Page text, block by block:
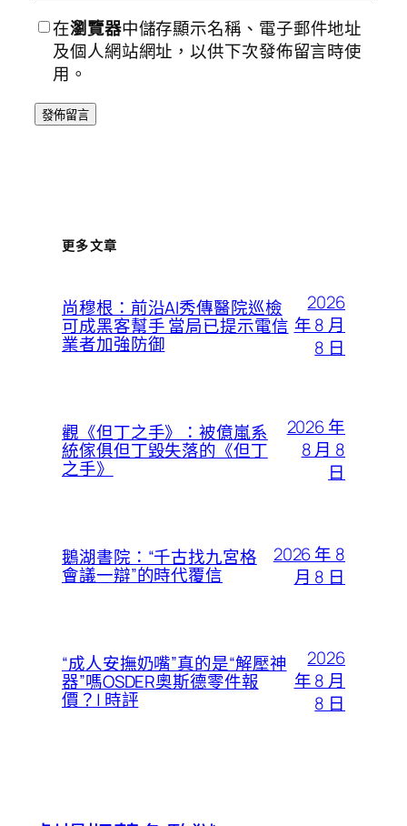
在瀏覽器中儲存顯示名稱、電子郵件地址
及個人網站網址，以供下次發佈留言時使
用。
更多文章
尚穆根：前沿AI秀傳醫院巡檢
可成黑客幫手 當局已提示電信
業者加強防御
2026
年 8 月
8 日
觀《但丁之手》：被億嵐系
統傢俱但丁毀失落的《但丁
之手》
2026 年
8 月 8
日
鵝湖書院：“千古找九宮格
會議一辯”的時代覆信
2026 年 8
月 8 日
“成人安撫奶嘴”真的是“解壓神
器”嗎OSDER奧斯德零件報
價？| 時評
2026
年 8 月
8 日